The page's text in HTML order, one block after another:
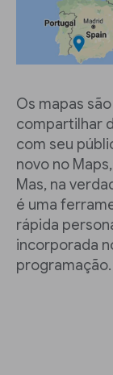
Os mapas
compartilhar
com seu
novo no
Mas, na
é uma
rápida
incorporada
programação.